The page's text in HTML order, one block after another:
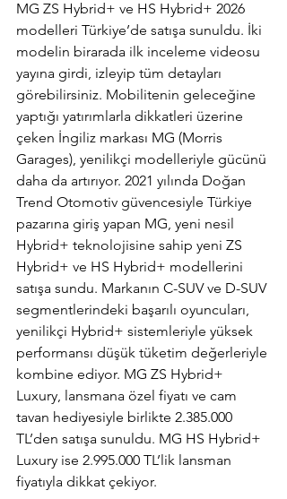
MG ZS Hybrid+ ve HS Hybrid+ 2026
modelleri Türkiye’de satışa sunuldu. İki
modelin birarada ilk inceleme videosu
yayına girdi, izleyip tüm detayları
görebilirsiniz. Mobilitenin geleceğine
yaptığı yatırımlarla dikkatleri üzerine
çeken İngiliz markası MG (Morris
Garages), yenilikçi modelleriyle gücünü
daha da artırıyor. 2021 yılında Doğan
Trend Otomotiv güvencesiyle Türkiye
pazarına giriş yapan MG, yeni nesil
Hybrid+ teknolojisine sahip yeni ZS
Hybrid+ ve HS Hybrid+ modellerini
satışa sundu. Markanın C-SUV ve D-SUV
segmentlerindeki başarılı oyuncuları,
yenilikçi Hybrid+ sistemleriyle yüksek
performansı düşük tüketim değerleriyle
kombine ediyor. MG ZS Hybrid+
Luxury, lansmana özel fiyatı ve cam
tavan hediyesiyle birlikte 2.385.000
TL’den satışa sunuldu. MG HS Hybrid+
Luxury ise 2.995.000 TL’lik lansman
fiyatıyla dikkat çekiyor.